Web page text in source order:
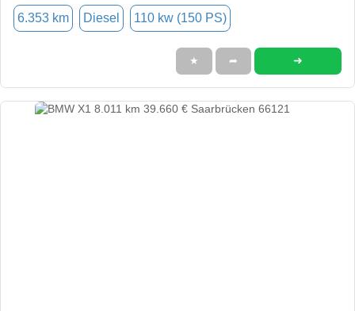
6.353 km Diesel 110 kw (150 PS)
★ ➦ ➜